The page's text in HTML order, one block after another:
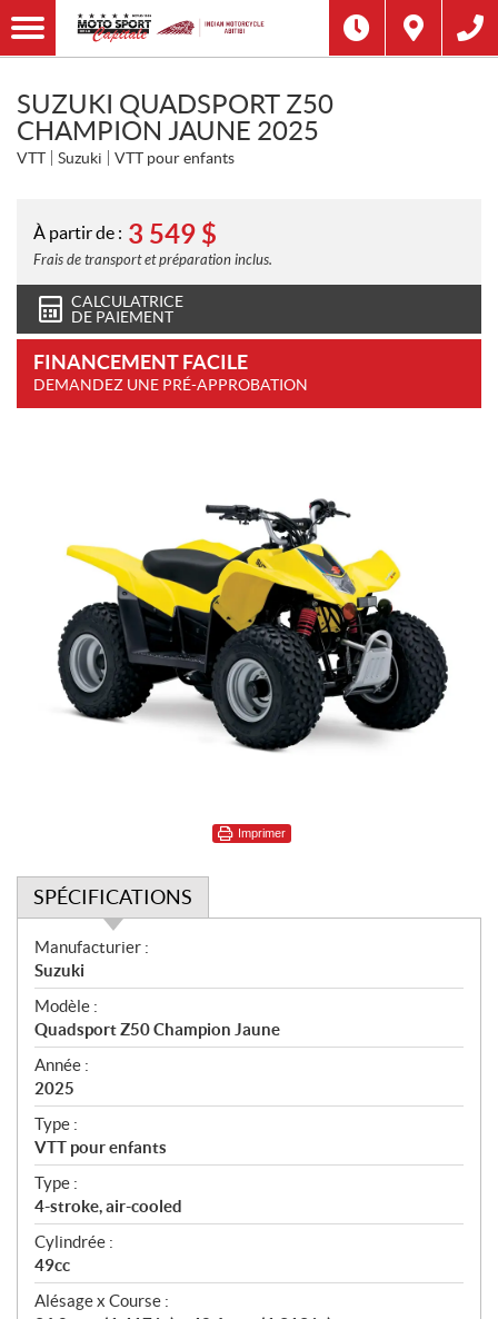
SUZUKI QUADSPORT Z50
CHAMPION JAUNE 2025
VTT Suzuki VTT pour enfants
À partir de : 3 549 $
Frais de transport et préparation inclus.
CALCULATRICE
DE PAIEMENT
FINANCEMENT FACILE
DEMANDEZ UNE PRÉ-APPROBATION
Imprimer
SPÉCIFICATIONS
S
p
é
c
i
f
i
c
a
t
i
o
n
s
Manufacturier :
Suzuki
Modèle :
Quadsport Z50 Champion Jaune
Année :
2025
Type :
VTT pour enfants
Type :
4-stroke, air-cooled
Cylindrée :
49cc
Alésage x Course :